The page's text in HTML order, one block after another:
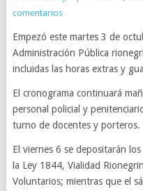
comentarios
Empezó este martes 3 de
Administración Pública
incluidas las horas extras y
El cronograma continuará
personal policial y
turno de docentes y porteros.
El viernes 6 se depositarán
la Ley 1844, Vialidad
Voluntarios; mientras que el